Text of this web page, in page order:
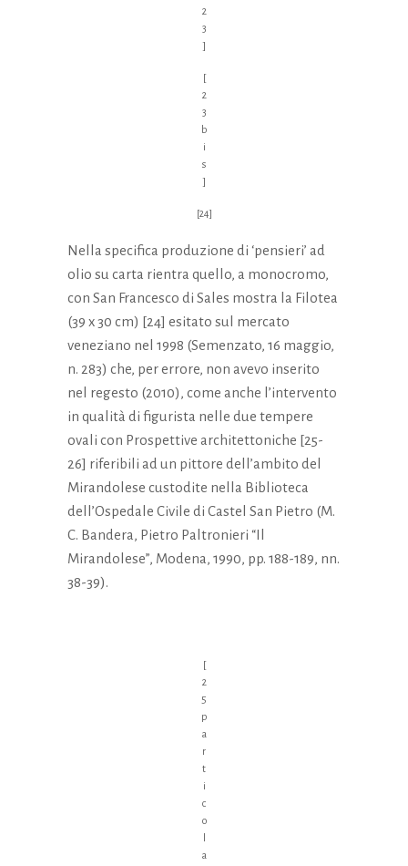
2
3
]
[
2
3
b
i
s
]
[24]
Nella specifica produzione di ‘pensieri’ ad
olio su carta rientra quello, a monocromo,
con San Francesco di Sales mostra la Filotea
(39 x 30 cm) [24] esitato sul mercato
veneziano nel 1998 (Semenzato, 16 maggio,
n. 283) che, per errore, non avevo inserito
nel regesto (2010), come anche l’intervento
in qualità di figurista nelle due tempere
ovali con Prospettive architettoniche [25-
26] riferibili ad un pittore dell’ambito del
Mirandolese custodite nella Biblioteca
dell’Ospedale Civile di Castel San Pietro (M.
C. Bandera, Pietro Paltronieri “Il
Mirandolese”, Modena, 1990, pp. 188-189, nn.
38-39).
[
2
5
p
a
r
t
i
c
o
a